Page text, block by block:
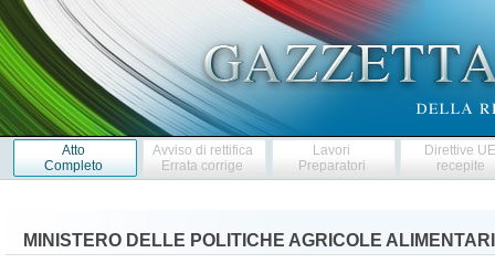
Atto
Completo
Avviso di rettifica
Errata corrige
Lavori
Preparatori
Direttive
recepite
MINISTERO DELLE POLITICHE AGRICOLE